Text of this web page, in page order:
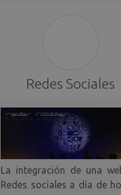
Redes Sociales
La integración de una
Redes sociales a día de